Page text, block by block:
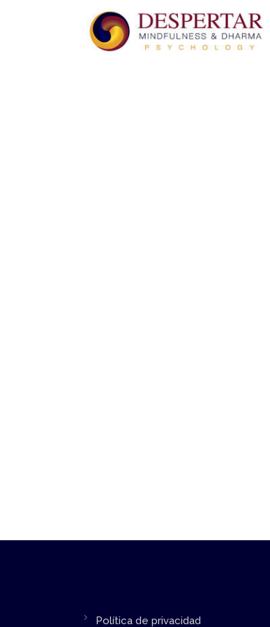
Política de privacidad